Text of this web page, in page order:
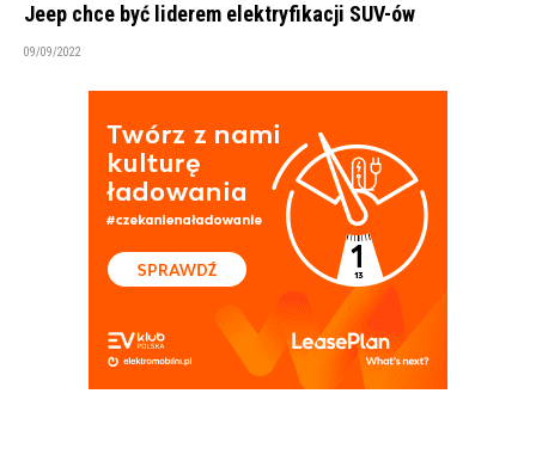
Jeep chce być liderem elektryfikacji SUV-ów
09/09/2022